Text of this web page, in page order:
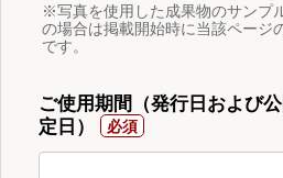
※写真を使用した成果物のサンプ
の場合は掲載開始時に当該ページ
です。
ご使用期間（発行日および
定日）